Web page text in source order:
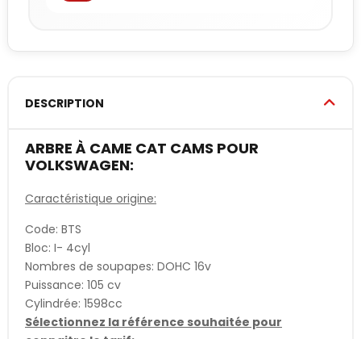
DESCRIPTION
ARBRE À CAME CAT CAMS POUR
VOLKSWAGEN:
Caractéristique origine:
Code: BTS
Bloc: I- 4cyl
Nombres de soupapes: DOHC 16v
Puissance: 105 cv
Cylindrée: 1598cc
Sélectionnez la référence souhaitée pour